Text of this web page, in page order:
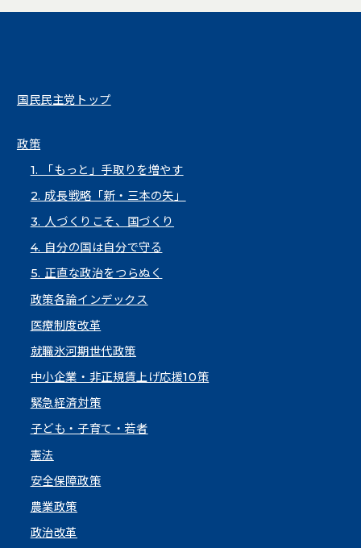
国民民主党トップ
政策
1. 「もっと」手取りを増やす
2. 成長戦略「新・三本の矢」
3. 人づくりこそ、国づくり
4. 自分の国は自分で守る
5. 正直な政治をつらぬく
政策各論インデックス
医療制度改革
就職氷河期世代政策
中小企業・非正規賃上げ応援10策
緊急経済対策
子ども・子育て・若者
憲法
安全保障政策
農業政策
政治改革